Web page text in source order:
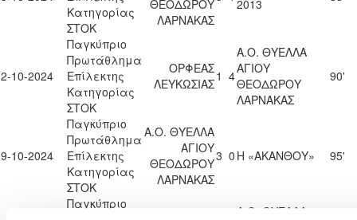
Κατηγορίας
ΣΤΟΚ
ΘΕΟΔΩΡΟΥ
ΛΑΡΝΑΚΑΣ
2013
10-2024
Παγκύπριο
Πρωτάθλημα
Επίλεκτης
Κατηγορίας
ΣΤΟΚ
ΟΡΦΕΑΣ
ΛΕΥΚΩΣΙΑΣ1 4
Α.Ο. ΘΥΕΛΛΑ
ΑΓΙΟΥ
ΘΕΟΔΩΡΟΥ
ΛΑΡΝΑΚΑΣ
90'
10-2024
Παγκύπριο
Πρωτάθλημα
Επίλεκτης
Κατηγορίας
ΣΤΟΚ
Α.Ο. ΘΥΕΛΛΑ
ΑΓΙΟΥ
ΘΕΟΔΩΡΟΥ
ΛΑΡΝΑΚΑΣ
3 0 Η «ΑΚΑΝΘΟΥ» 95'
Παγκύπριο
Α.Ο. ΘΥΕΛΛΑ